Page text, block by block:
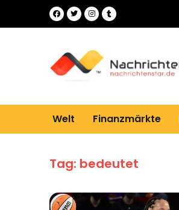
Welt Finanzmärkte
Tag: bedeutet